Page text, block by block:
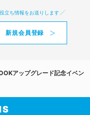
立ち情報をお送りします
新規会員登録
アップグレード記念イベン